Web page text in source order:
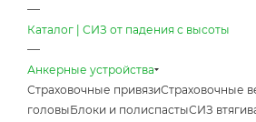
—
Каталог | СИЗ от падения с высоты
—
Анкерные устройства
Страховочные привязиСтраховочные
головыБлоки и полиспастыСИЗ